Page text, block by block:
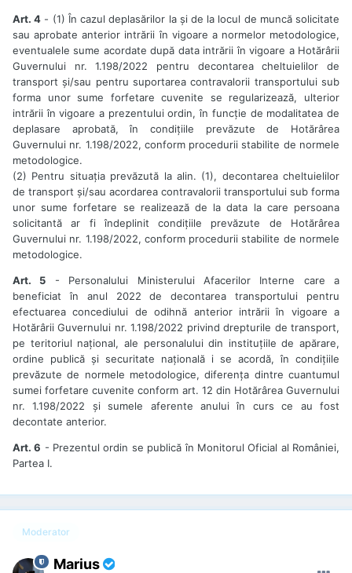
Art. 4 - (1) În cazul deplasărilor la și de la locul de muncă solicitate
sau aprobate anterior intrării în vigoare a normelor metodologice,
eventualele sume acordate după data intrării în vigoare a Hotărârii
Guvernului nr. 1.198/2022 pentru decontarea cheltuielilor de
transport și/sau pentru suportarea contravalorii transportului sub
forma unor sume forfetare cuvenite se regularizează, ulterior
intrării în vigoare a prezentului ordin, în funcție de modalitatea de
deplasare aprobată, în condițiile prevăzute de Hotărârea
Guvernului nr. 1.198/2022, conform procedurii stabilite de normele
metodologice.
(2) Pentru situația prevăzută la alin. (1), decontarea cheltuielilor
de transport și/sau acordarea contravalorii transportului sub forma
unor sume forfetare se realizează de la data la care persoana
solicitantă ar fi îndeplinit condițiile prevăzute de Hotărârea
Guvernului nr. 1.198/2022, conform procedurii stabilite de normele
metodologice.
Art. 5 - Personalului Ministerului Afacerilor Interne care a
beneficiat în anul 2022 de decontarea transportului pentru
efectuarea concediului de odihnă anterior intrării în vigoare a
Hotărârii Guvernului nr. 1.198/2022 privind drepturile de transport,
pe teritoriul național, ale personalului din instituțiile de apărare,
ordine publică și securitate națională i se acordă, în condițiile
prevăzute de normele metodologice, diferența dintre cuantumul
sumei forfetare cuvenite conform art. 12 din Hotărârea Guvernului
nr. 1.198/2022 și sumele aferente anului în curs ce au fost
decontate anterior.
Art. 6 - Prezentul ordin se publică în Monitorul Oficial al României,
Partea I.
Moderator
Marius